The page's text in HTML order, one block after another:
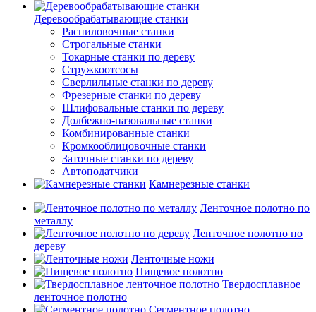
Деревообрабатывающие станки
Распиловочные станки
Строгальные станки
Токарные станки по дереву
Стружкоотсосы
Сверлильные станки по дереву
Фрезерные станки по дереву
Шлифовальные станки по дереву
Долбежно-пазовальные станки
Комбинированные станки
Кромкооблицовочные станки
Заточные станки по дереву
Автоподатчики
Камнерезные станки
Ленточное полотно по
металлу
Ленточное полотно по
дереву
Ленточные ножи
Пищевое полотно
Твердосплавное
ленточное полотно
Сегментное полотно